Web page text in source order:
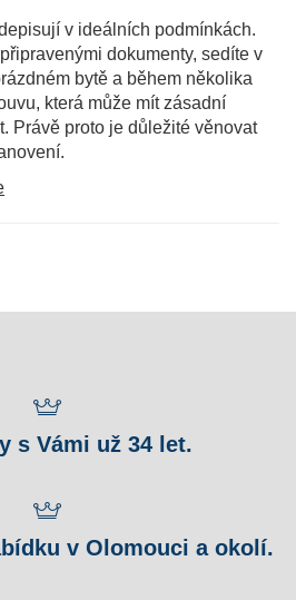
v ideálních podmínkách.
dokumenty, sedíte v
bytě a během několika
která může mít zásadní
Právě proto je důležité věnovat
s Vámi už 34 let.
v Olomouci a okolí.